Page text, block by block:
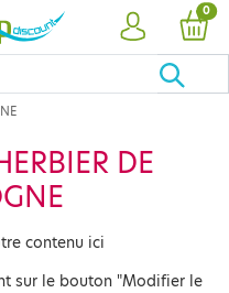
УЧЕТНАЯ
0
DE
contenu ici
sur le bouton "Modifier le